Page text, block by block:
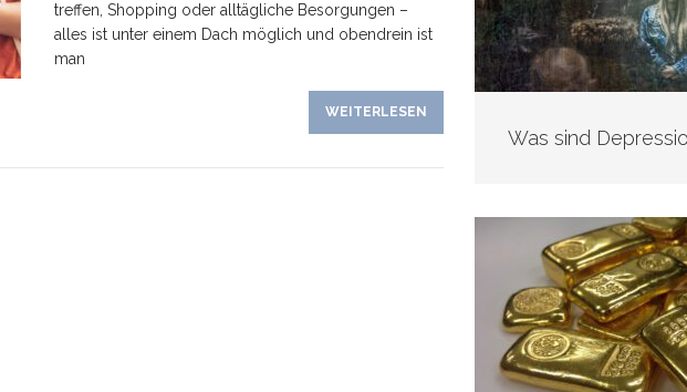
Marketing trifft Offline-Präsenz: Synergien
treffen, Shopping oder alltägliche Besorgungen –
alles ist unter einem Dach möglich und obendrein ist
man
WEITERLESEN
Was sind